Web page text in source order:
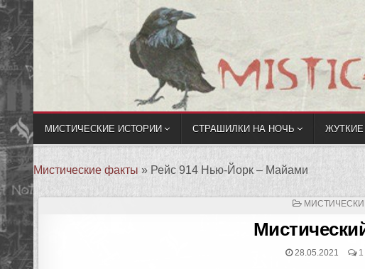
МИСТИЧЕСКИЕ ИСТОРИИ СТРАШИЛКИ НА НОЧЬ
Мистические факты » Рейс 914 Нью-Йорк – Майами
28.05.2021